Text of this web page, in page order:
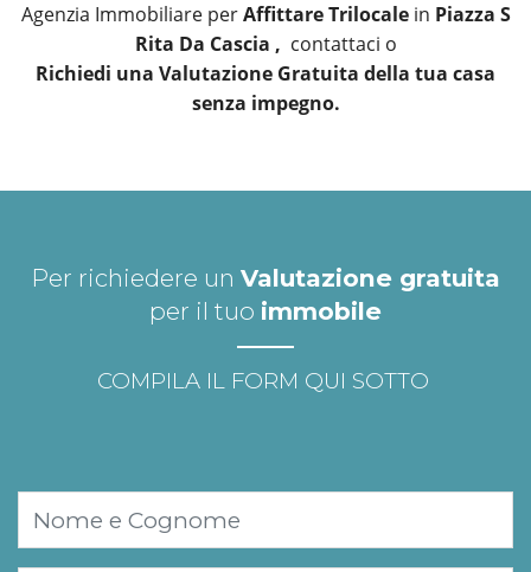
Agenzia Immobiliare perAffittare Trilocale in Piazza S
Rita Da Cascia , contattaci o
Richiedi una Valutazione Gratuita della tua casa
senza impegno.
Per richiedere un Valutazione gratuita
per il tuo immobile
COMPILA IL FORM QUI SOTTO